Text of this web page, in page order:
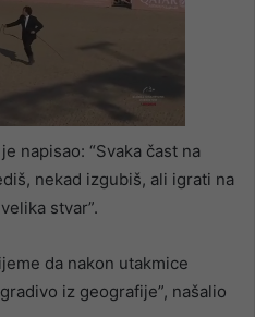
napisao: “Svaka čast na
nekad izgubiš, ali igrati na
stvar”.
da nakon utakmice
iz geografije”, našalio